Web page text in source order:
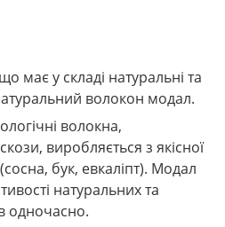
має у складі натуральні та
волокон модал.
волокна,
виробляється з якісної
бук, евкаліпт). Модал
натуральних та
одночасно.